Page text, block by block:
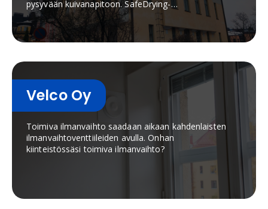
pysyvään kuivanapitoon. SafeDrying-
kuivanapitojärjestelmä soveltuu niin
uudisrakentamiseen kuin korjausrakentamiseen
sekä omakotitaloihin, taloyhtiöihin, liike- ja julkisiin
niiden sisäpuolelta ja pitää ne kuivina koko
rakennuksen käyttöiän ajan etävalvonnan avulla.
Velco Oy
Toimiva ilmanvaihto saadaan aikaan kahdenlaisten
ilmanvaihtoventtiileiden avulla. Onhan
kiinteistössäsi toimiva ilmanvaihto?